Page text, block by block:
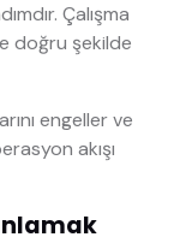
Çalışma
doğru şekilde
engeller ve
akışı